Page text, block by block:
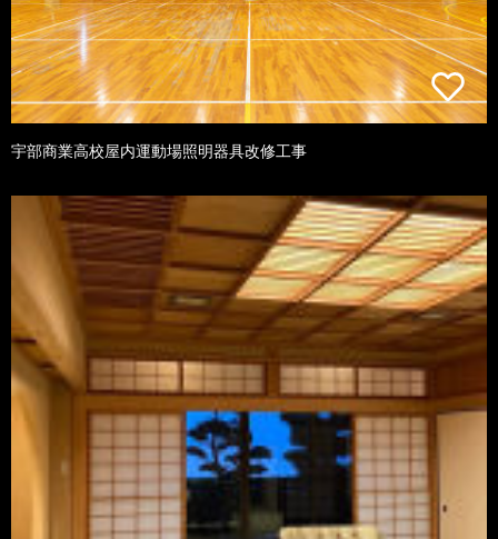
宇部商業高校屋内運動場照明器具改修工事